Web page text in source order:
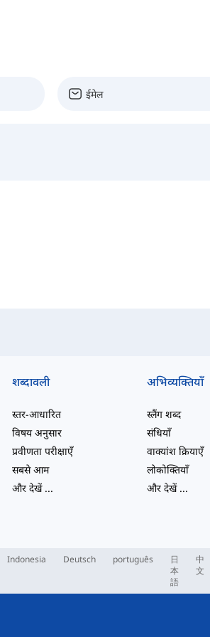
शब्दावली
स्तर-आधारित
विषय अनुसार
प्रवीणता परीक्षाएँ
सबसे आम
और देखें...
अभिव्यक्तियाँ
स्लैंग शब्द
संधियाँ
वाक्यांश क्रियाएँ
लोकोक्तियाँ
और देखें...
Indonesia Deutsch português
日
本
語
中
文